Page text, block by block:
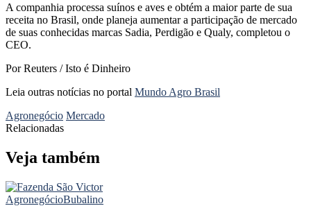
A companhia processa suínos e aves e obtém a maior parte de sua
receita no Brasil, onde planeja aumentar a participação de mercado
de suas conhecidas marcas Sadia, Perdigão e Qualy, completou o
CEO.
Por Reuters / Isto é Dinheiro
Leia outras notícias no portal Mundo Agro Brasil
Agronegócio Mercado
Relacionadas
Veja também
AgronegócioBubalino